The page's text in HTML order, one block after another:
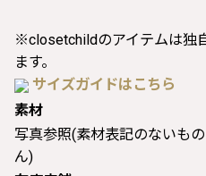
※closetchildのアイテムは独
ます。
サイズガイドはこちら
素材
写真参照(素材表記のないも
ん)